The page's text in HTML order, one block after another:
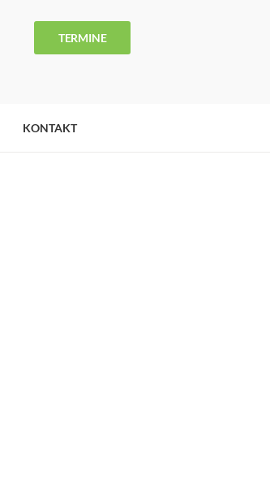
TERMINE
KONTAKT